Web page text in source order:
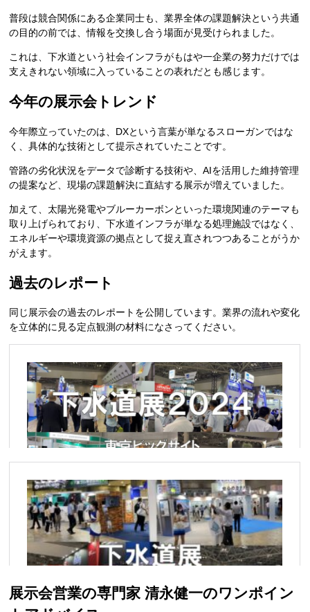
普段は競合関係にある企業同士も、業界全体の課題解決という共通
の目的の前では、情報を交換し合う場面が見受けられました。
これは、下水道という社会インフラがもはや一企業の努力だけでは
支えきれない領域に入っていることの表れだとも感じます。
今年の展示会トレンド
今年際立っていたのは、DXという言葉が単なるスローガンではな
く、具体的な技術として提示されていたことです。
管路の劣化状況をデータで診断する技術や、AIを活用した維持管理
の提案など、現場の課題解決に直結する展示が増えていました。
加えて、太陽光発電やブルーカーボンといった環境関連のテーマも
取り上げられており、下水道インフラが単なる処理施設ではなく、
エネルギーや環境資源の拠点として捉え直されつつあることがうか
がえます。
過去のレポート
同じ展示会の過去のレポートを公開しています。業界の流れや変化
を立体的に見る定点観測の材料になさってください。
展示会営業の専門家 清永健一のワンポイン